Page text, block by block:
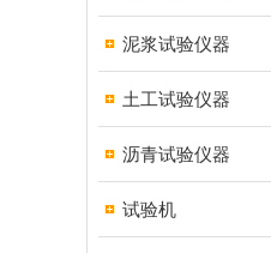
泥浆试验仪器
土工试验仪器
沥青试验仪器
试验机